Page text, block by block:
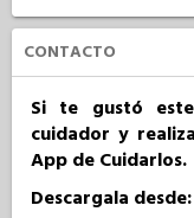
CONTACTO
Si te gustó
cuidador y
App de Cuidarlos.
Descargala desde: